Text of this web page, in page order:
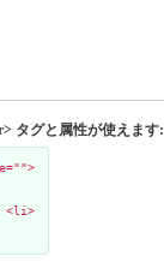
タグと属性が使えます:
<li>